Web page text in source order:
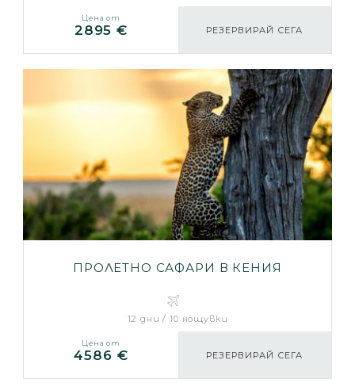
Цена от
2895 € РЕЗЕРВИРАЙ СЕГА
ПРОЛЕТНО САФАРИ В КЕНИЯ
12 дни / 10 нощувки
Цена от
4586 € РЕЗЕРВИРАЙ СЕГА